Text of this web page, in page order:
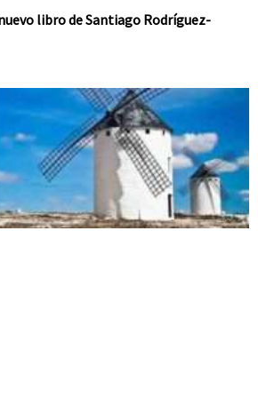
libro de Santiago Rodríguez-